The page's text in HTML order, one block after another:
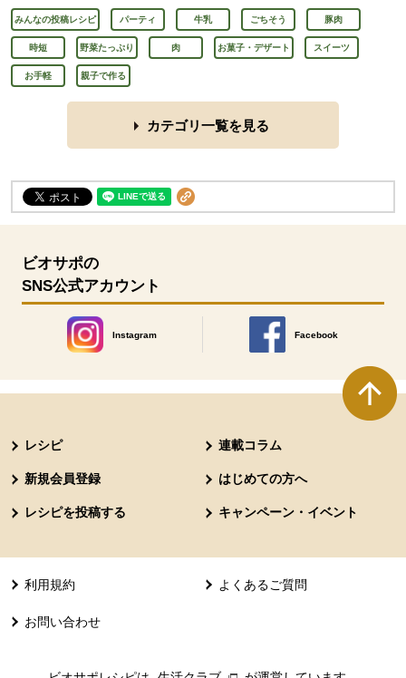
みんなの投稿レシピ パーティ 牛乳 ごちそう 豚肉
時短 野菜たっぷり 肉 お菓子・デザート スイーツ
お手軽 親子で作る
カテゴリ一覧を見る
ビオサポの
SNS公式アカウント
Instagram
別のウィンドウで開きます。
Facebook
別のウィンドウで開きます
レシピ 連載コラム
新規会員登録 はじめての方へ
レシピを投稿する キャンペーン・イベント
利用規約 よくあるご質問
お問い合わせ